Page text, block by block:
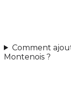
Comment
Montenois ?